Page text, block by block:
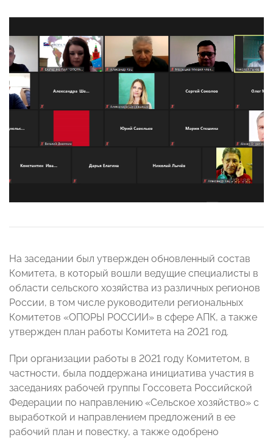
На заседании был утвержден обновленный состав
Комитета, в который вошли ведущие специалисты в
области сельского хозяйства из различных регионов
России, в том числе руководители региональных
Комитетов «ОПОРЫ РОССИИ» в сфере АПК, а также
утвержден план работы Комитета на 2021 год.
При организации работы в 2021 году Комитетом, в
частности, была поддержана инициатива участия в
заседаниях рабочей группы Госсовета Российской
Федерации по направлению «Сельское хозяйство» с
выработкой и направлением предложений в ее
рабочий план и повестку, а также одобрено